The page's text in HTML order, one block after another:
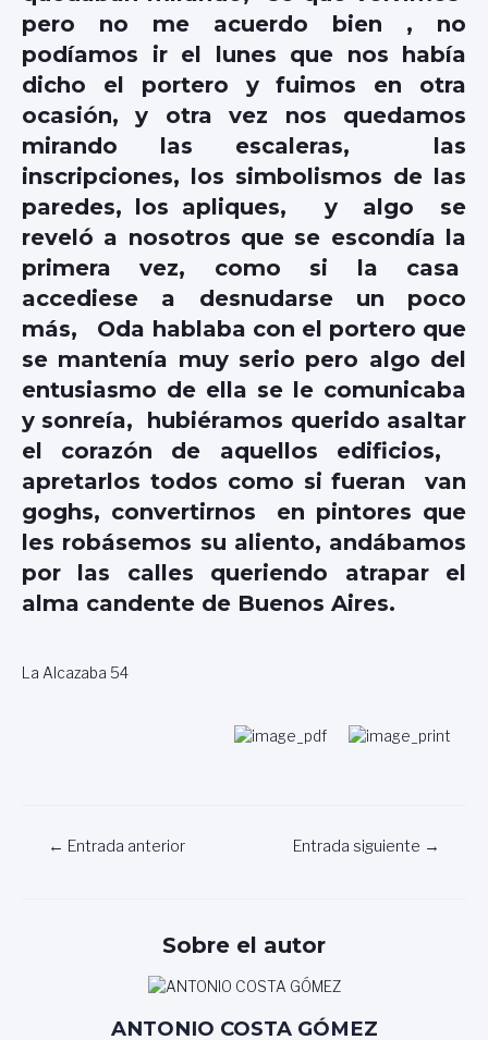
pero no me acuerdo bien , no
podíamos ir el lunes que nos había
dicho el portero y fuimos en otra
ocasión, y otra vez nos quedamos
mirando las escaleras, las
inscripciones, los simbolismos de las
paredes, los apliques, y algo se
reveló a nosotros que se escondía la
primera vez, como si la casa
accediese a desnudarse un poco
más, Oda hablaba con el portero que
se mantenía muy serio pero algo del
entusiasmo de ella se le comunicaba
y sonreía, hubiéramos querido asaltar
el corazón de aquellos edificios,
apretarlos todos como si fueran van
goghs, convertirnos en pintores que
les robásemos su aliento, andábamos
por las calles queriendo atrapar el
alma candente de Buenos Aires.
La Alcazaba 54
Navegación
← Entrada anterior Entrada siguiente →
Sobre el autor
ANTONIO COSTA GÓMEZ